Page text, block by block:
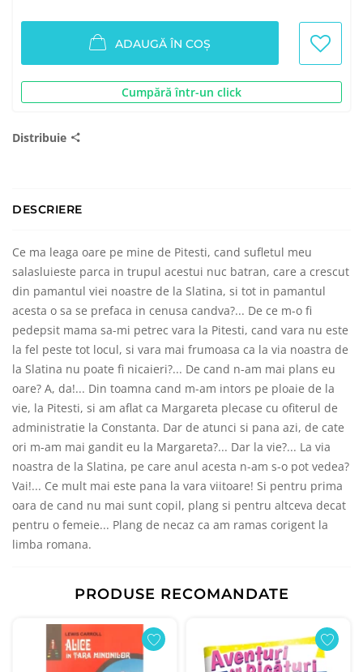
ADAUGĂ ÎN COȘ
Cumpără într-un click
Distribuie
DESCRIERE
Ce ma leaga oare pe mine de Pitesti, cand sufletul meu
salasluieste parca in trupul acestui nuc batran, care a crescut
din pamantul viei noastre de la Slatina, si tot in pamantul
acesta o sa se prefaca in cenusa candva?... De ce m-o fi
pedepsit mama sa-mi petrec vara la Pitesti, cand vara nu este
la fel peste tot locul, si vara mai frumoasa ca la via noastra de
la Slatina nu poate fi nicaieri?... De cand n-am mai plans eu
oare? A, da!... Din toamna cand m-am intors pe ploaie de la
vie, la Pitesti, si am aflat ca Margareta plecase cu ofiterul de
administratie la Constanta. Dar de atunci si pana azi, de cate
ori m-am mai gandit eu la Margareta?... Dar la vie?... La via
noastra de la Slatina, pe care anul acesta n-am s-o pot vedea?
Vai!... Ce mult mai este pana la vara viitoare! Si pentru prima
oara de cand nu mai sunt copil, plang si pentru altceva decat
pentru o femeie... Plang de necaz ca am ramas corigent la
limba romana.
PRODUSE RECOMANDATE